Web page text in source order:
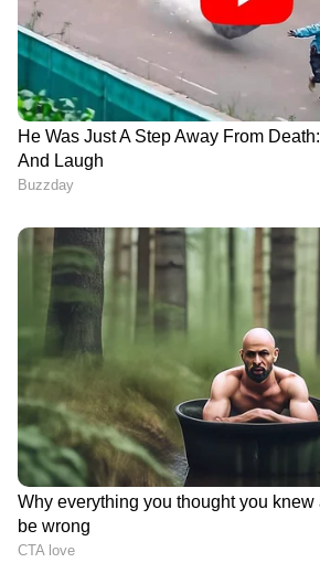
DOWNLOAD APP
Newsഅറിയാൻ എപ്പോഴും
ന്യൂസ് വാർത്തകൾ.
തത്സമയ അപ്‌ഡേറ്റുകളും
വിശകലനവും സമഗ്രമായ
എല്ലാം ഒരൊറ്റ സ്ഥലത്ത്.
എവിടെയും വിശ്വസനീയമായ
ലഭിക്കാൻAsianet News